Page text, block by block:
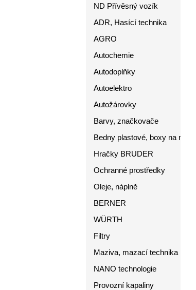
ND Přívěsný vozík
ADR, Hasící technika
AGRO
Autochemie
Autodoplňky
Autoelektro
Autožárovky
Barvy, značkovače
Bedny plastové, boxy na nářadí
Hračky BRUDER
Ochranné prostředky
Oleje, náplně
BERNER
WÜRTH
Filtry
Maziva, mazací technika
NANO technologie
Provozní kapaliny